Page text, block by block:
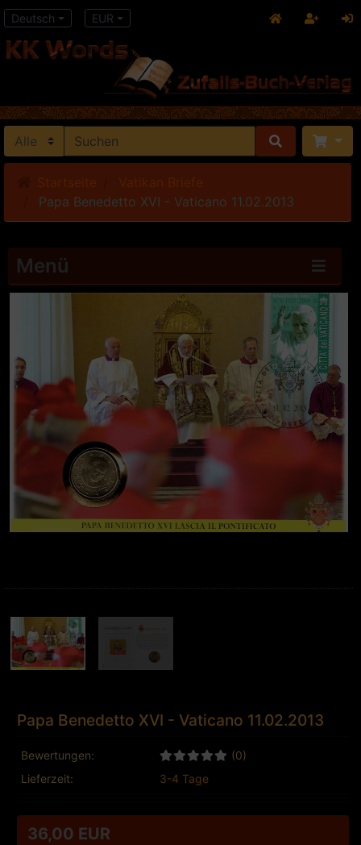
Deutsch EUR
Papa Benedetto XVI - Vaticano 11.02.2013
Menü
Papa Benedetto XVI - Vaticano 11.02.2013
Bewertungen:
(0)
Lieferzeit:
3-4 Tage
36,00 EUR